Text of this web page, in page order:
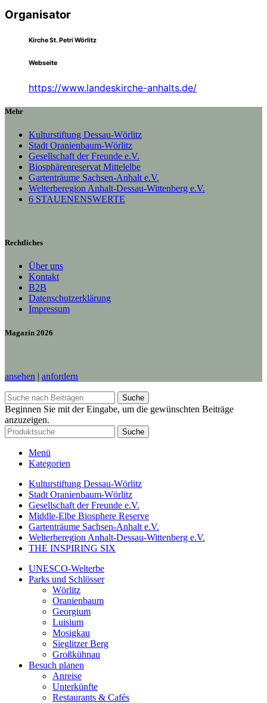
Organisator
Kirche St. Petri Wörlitz
Webseite
https://www.landeskirche-anhalts.de/
Mehr
Kulturstiftung Dessau-Wörlitz
Stadt Oranienbaum-Wörlitz
Gesellschaft der Freunde e.V.
Biosphärenreservat Mittelelbe
Gartenträume Sachsen-Anhalt e.V.
Welterberegion Anhalt-Dessau-Wittenberg e.V.
6 STAUENENSWERTE
Rechtliches
Über uns
Kontakt
B2B
Datenschutzerklärung
Impressum
Magazin 2026
ansehen | anfordern
Suche
Beginnen Sie mit der Eingabe, um die gewünschten Beiträge
anzuzeigen.
Suche
Menü
Kategorien
Kulturstiftung Dessau-Wörlitz
Stadt Oranienbaum-Wörlitz
Gesellschaft der Freunde e.V.
Middle-Elbe Biosphere Reserve
Gartenträume Sachsen-Anhalt e.V.
Welterberegion Anhalt-Dessau-Wittenberg e.V.
THE INSPIRING SIX
UNESCO-Welterbe
Parks und Schlösser
Wörlitz
Oranienbaum
Georgium
Luisium
Mosigkau
Sieglitzer Berg
Großkühnau
Besuch planen
Anreise
Unterkünfte
Restaurants & Cafés